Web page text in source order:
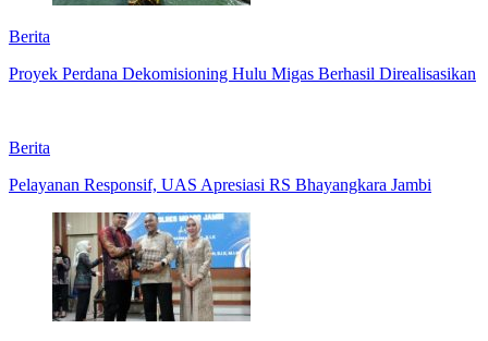
Berita
Proyek Perdana Dekomisioning Hulu Migas Berhasil Direalisasikan
Berita
Pelayanan Responsif, UAS Apresiasi RS Bhayangkara Jambi